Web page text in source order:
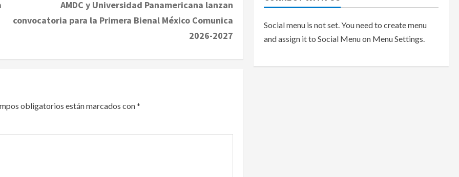
AMDC y Universidad Panamericana lanzan
convocatoria para la Primera Bienal México Comunica
2026-2027
obligatorios están marcados con*
Social menu is not set. You need to create menu
and assign it to Social Menu on Menu Settings.